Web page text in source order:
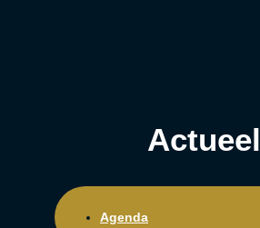
Actueel
Agenda